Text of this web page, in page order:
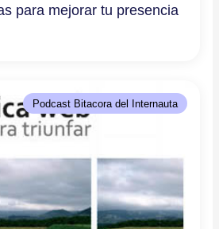
para mejorar tu presencia
Podcast Bitacora del Internauta